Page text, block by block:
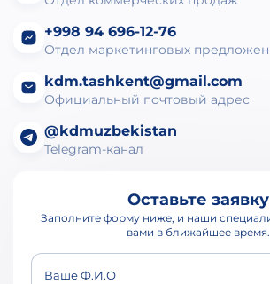
+998 94 696-12-76
Отдел маркетинговых
kdm.tashkent@gmail.com
Официальный почтовый адрес
@kdmuzbekistan
Telegram-канал
Оставьте заявку
Заполните форму ниже, и наши
вами в ближайшее время.
Ваше Ф.И.О